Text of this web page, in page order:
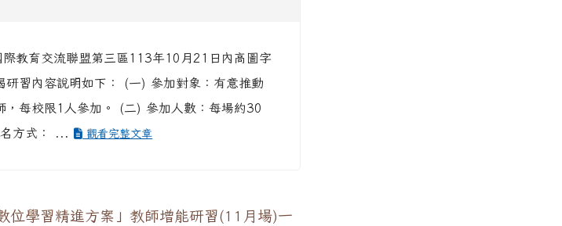
教育交流聯盟第三區113年10月21日內高圖字
習內容說明如下： (一) 參加對象：有意推動
，每校限1人參加。 (二) 參加人數：每場約30
名方式： ...
觀看完整文章
位學習精進方案」教師增能研習(11月場)一